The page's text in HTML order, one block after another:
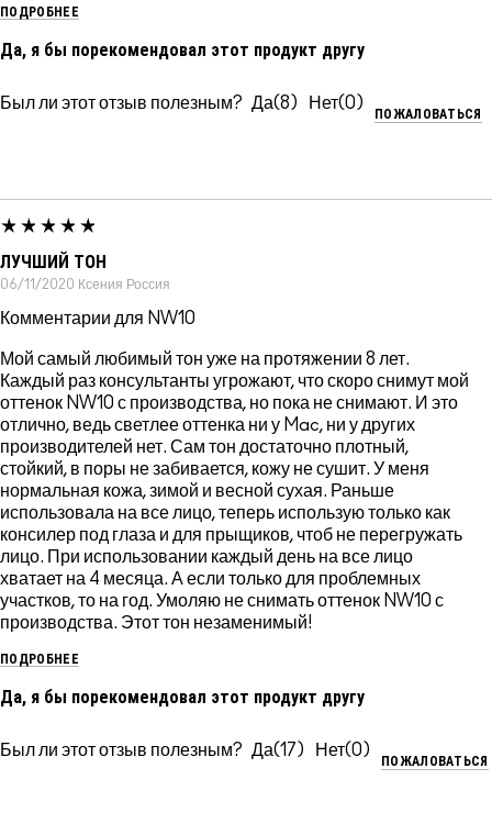
ПОДРОБНЕЕ
Да, я бы порекомендовал этот продукт другу
Был ли этот отзыв полезным? 8 0
ПОЖАЛОВАТЬСЯ
ЛУЧШИЙ ТОН
06/11/2020 Ксения Россия
Комментарии для NW10
Мой самый любимый тон уже на протяжении 8 лет.
Каждый раз консультанты угрожают, что скоро снимут мой
оттенок NW10 с производства, но пока не снимают. И это
отлично, ведь светлее оттенка ни у Mac, ни у других
производителей нет. Сам тон достаточно плотный,
стойкий, в поры не забивается, кожу не сушит. У меня
нормальная кожа, зимой и весной сухая. Раньше
использовала на все лицо, теперь использую только как
консилер под глаза и для прыщиков, чтоб не перегружать
лицо. При использовании каждый день на все лицо
хватает на 4 месяца. А если только для проблемных
участков, то на год. Умоляю не снимать оттенок NW10 с
производства. Этот тон незаменимый!
ПОДРОБНЕЕ
Да, я бы порекомендовал этот продукт другу
Был ли этот отзыв полезным? 17 0
ПОЖАЛОВАТЬСЯ